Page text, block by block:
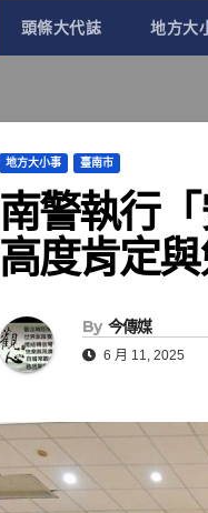
頭條大代誌 地方大
地方大小事 臺南市
南警執行
高度肯定
By 今傳媒
6 月 11, 2025